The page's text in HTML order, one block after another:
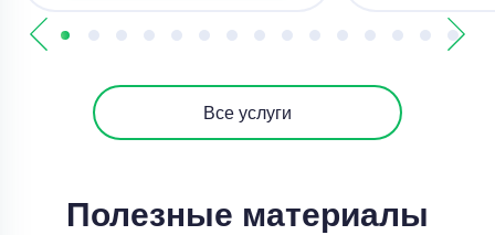
Все услуги
Полезные материалы